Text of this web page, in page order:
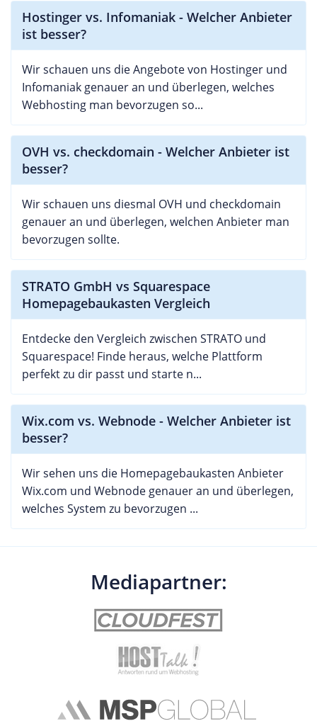
Hostinger vs. Infomaniak - Welcher Anbieter
ist besser?
Wir schauen uns die Angebote von Hostinger und
Infomaniak genauer an und überlegen, welches
Webhosting man bevorzugen so...
OVH vs. checkdomain - Welcher Anbieter ist
besser?
Wir schauen uns diesmal OVH und checkdomain
genauer an und überlegen, welchen Anbieter man
bevorzugen sollte.
STRATO GmbH vs Squarespace
Homepagebaukasten Vergleich
Entdecke den Vergleich zwischen STRATO und
Squarespace! Finde heraus, welche Plattform
perfekt zu dir passt und starte n...
Wix.com vs. Webnode - Welcher Anbieter ist
besser?
Wir sehen uns die Homepagebaukasten Anbieter
Wix.com und Webnode genauer an und überlegen,
welches System zu bevorzugen ...
Mediapartner: